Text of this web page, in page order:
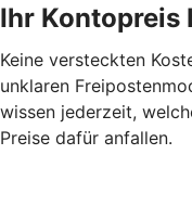
Ihr Kontopreis
Keine versteckten
unklaren
wissen jederzeit,
Preise dafür anfallen.